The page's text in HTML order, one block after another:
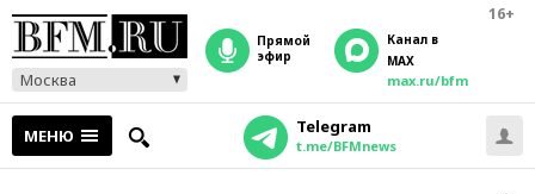
16+
Москва
прямой
эфир
Канал в
MAX
max.ru/bfm
МЕНЮ Telegram
t.me/BFMnews